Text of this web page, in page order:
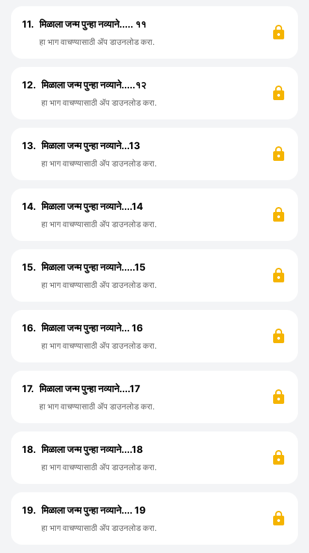
11. मिळाला जन्म पुन्हा नव्याने..... ११
हा भाग वाचण्यासाठी ॲप डाउनलोड करा.
12. मिळाला जन्म पुन्हा नव्याने.....१२
हा भाग वाचण्यासाठी ॲप डाउनलोड करा.
13. मिळाला जन्म पुन्हा नव्याने...13
हा भाग वाचण्यासाठी ॲप डाउनलोड करा.
14. मिळाला जन्म पुन्हा नव्याने....14
हा भाग वाचण्यासाठी ॲप डाउनलोड करा.
15. मिळाला जन्म पुन्हा नव्याने.....15
हा भाग वाचण्यासाठी ॲप डाउनलोड करा.
16. मिळाला जन्म पुन्हा नव्याने... 16
हा भाग वाचण्यासाठी ॲप डाउनलोड करा.
17. मिळाला जन्म पुन्हा नव्याने....17
हा भाग वाचण्यासाठी ॲप डाउनलोड करा.
18. मिळाला जन्म पुन्हा नव्याने....18
हा भाग वाचण्यासाठी ॲप डाउनलोड करा.
19. मिळाला जन्म पुन्हा नव्याने.... 19
हा भाग वाचण्यासाठी ॲप डाउनलोड करा.